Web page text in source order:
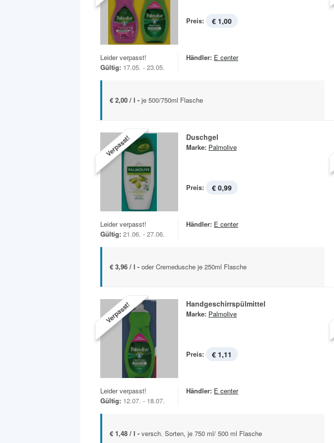
Preis: € 1,00
Leider verpasst!
Gültig: 17.05. - 23.05.
Händler: E center
€ 2,00 / l - je 500/750ml Flasche
Verpasst! Duschgel
Marke: Palmolive
Preis: € 0,99
Leider verpasst!
Gültig: 21.06. - 27.06.
Händler: E center
€ 3,96 / l - oder Cremedusche je 250ml Flasche
Verpasst! Handgeschirrspülmittel
Marke: Palmolive
Preis: € 1,11
Leider verpasst!
Gültig: 12.07. - 18.07.
Händler: E center
€ 1,48 / l - versch. Sorten, je 750 ml/ 500 ml Flasche